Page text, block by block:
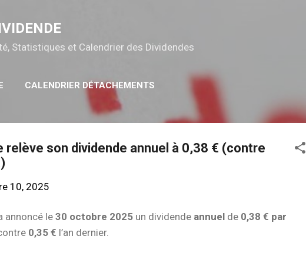
Statistiques et Calendrier des Dividendes
CALENDRIER DÉTACHEMENTS
relève son dividende annuel à 0,38 € (contre
10, 2025
annoncé le 30 octobre 2025 un dividende annuel de 0,38 € par
0,35 € l’an dernier.